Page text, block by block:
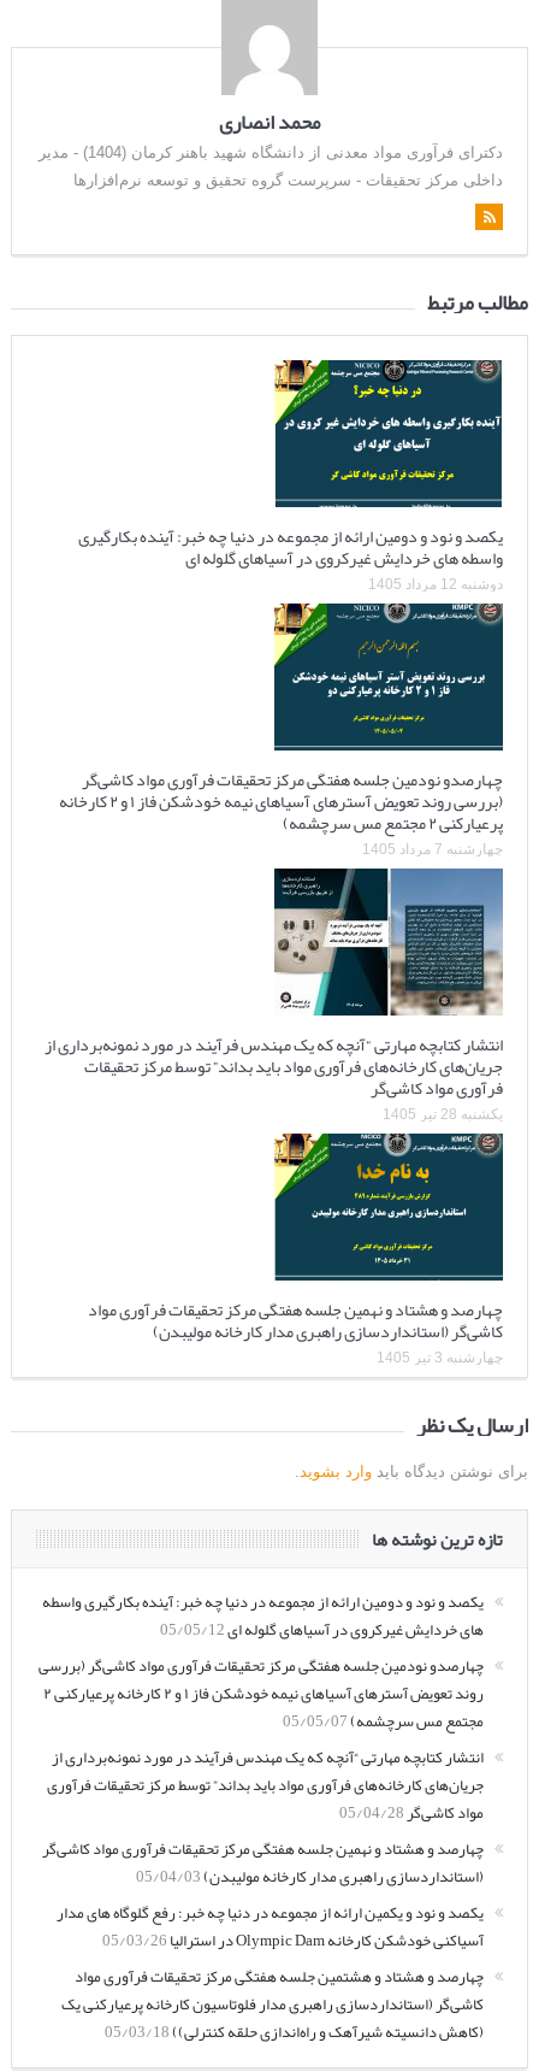
محمد انصاری
دکترای فرآوری مواد معدنی از دانشگاه شهید باهنر کرمان (1404) - مدیر
داخلی مرکز تحقیقات - سرپرست گروه تحقیق و توسعه نرم‌افزارها
مطالب مرتبط
یکصد و نود و دومین ارائه از مجموعه در دنیا چه خبر: آینده بکارگیری
واسطه های خردایش غیرکروی در آسیاهای گلوله ای
دوشنبه 12 مرداد 1405
چهارصدو نودمین جلسه هفتگی مرکز تحقیقات فرآوری مواد کاشی‌گر
(بررسی روند تعویض آسترهای آسیاهای نیمه خودشکن فاز ۱ و ۲ کارخانه
پرعیارکنی ۲ مجتمع مس سرچشمه)
چهارشنبه 7 مرداد 1405
انتشار کتابچه مهارتی “آنچه که یک مهندس فرآیند در مورد نمونه‌برداری از
جریان‌های کارخانه‌های فرآوری مواد باید بداند” توسط مرکز تحقیقات
فرآوری مواد کاشی‌گر
یکشنبه 28 تیر 1405
چهارصد و هشتاد و نهمین جلسه هفتگی مرکز تحقیقات فرآوری مواد
کاشی‌گر (استانداردسازی راهبری مدار کارخانه مولیبدن)
چهارشنبه 3 تیر 1405
ارسال یک نظر
برای نوشتن دیدگاه باید وارد بشوید.
تازه ترین نوشته ها
یکصد و نود و دومین ارائه از مجموعه در دنیا چه خبر: آینده بکارگیری واسطه
های خردایش غیرکروی در آسیاهای گلوله ای05/05/12
چهارصدو نودمین جلسه هفتگی مرکز تحقیقات فرآوری مواد کاشی‌گر (بررسی
روند تعویض آسترهای آسیاهای نیمه خودشکن فاز ۱ و ۲ کارخانه پرعیارکنی ۲
مجتمع مس سرچشمه)05/05/07
انتشار کتابچه مهارتی “آنچه که یک مهندس فرآیند در مورد نمونه‌برداری از
جریان‌های کارخانه‌های فرآوری مواد باید بداند” توسط مرکز تحقیقات فرآوری
مواد کاشی‌گر05/04/28
چهارصد و هشتاد و نهمین جلسه هفتگی مرکز تحقیقات فرآوری مواد کاشی‌گر
(استانداردسازی راهبری مدار کارخانه مولیبدن)05/04/03
یکصد و نود و یکمین ارائه از مجموعه در دنیا چه خبر: رفع گلوگاه های مدار
آسیاکنی خودشکن کارخانه Olympic Dam در استرالیا
05/03/26
چهارصد و هشتاد و هشتمین جلسه هفتگی مرکز تحقیقات فرآوری مواد
کاشی‌گر (استانداردسازی راهبری مدار فلوتاسیون کارخانه پرعیارکنی یک
(کاهش دانسیته شیرآهک و راه‌اندازی حلقه کنترلی))05/03/18